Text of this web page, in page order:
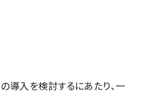
導入を検討するにあたり、一